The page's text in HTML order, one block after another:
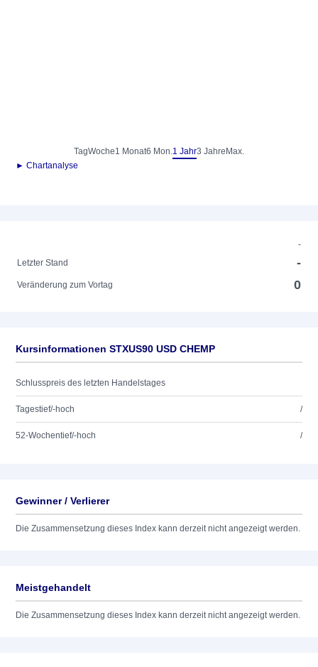
TagWoche1 Monat6 Mon.1 Jahr3 Jahre Max.
► Chartanalyse
-
Letzter Stand
-
Veränderung zum Vortag 0
Kursinformationen STXUS90 USD CHEMP
Schlusspreis des letzten Handelstages
Tagestief/-hoch /
52-Wochentief/-hoch /
Gewinner / Verlierer
Die Zusammensetzung dieses Index kann derzeit nicht angezeigt werden.
Meistgehandelt
Die Zusammensetzung dieses Index kann derzeit nicht angezeigt werden.